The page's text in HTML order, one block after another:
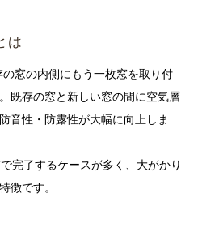
は
窓の内側にもう一枚窓を取り付
既存の窓と新しい窓の間に空気層
音性・防露性が大幅に向上しま
完了するケースが多く、大がかり
徴です。